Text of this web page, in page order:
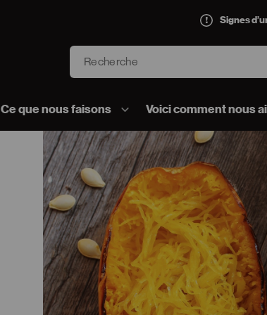
Signes
Recherche
Ce que nous faisons Voici comment nous